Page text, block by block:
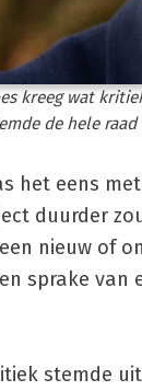
kreeg wat
de hele
het eens
duurder
nieuw of
sprake van
stemde